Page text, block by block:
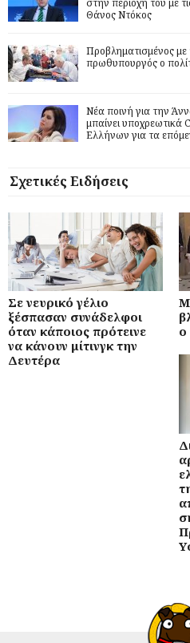
στην περιοχή του με
Θάνος Ντόκος
Προβληματισμένος με
πρωθυπουργός ο
Νέα ποινή για την
μπαίνει
Ελλήνων για τα
Σχετικές Ειδήσεις
Σε νευρικό γέλιο
ξέσπασαν συνάδελφοι
όταν κάποιος πρότεινε
να κάνουν μίτινγκ την
Δευτέρα
ο